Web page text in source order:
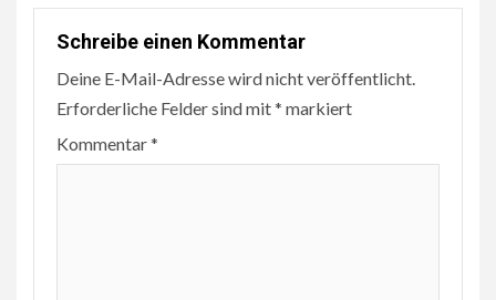
Schreibe einen Kommentar
Deine E-Mail-Adresse wird nicht veröffentlicht.
Erforderliche Felder sind mit* markiert
Kommentar*